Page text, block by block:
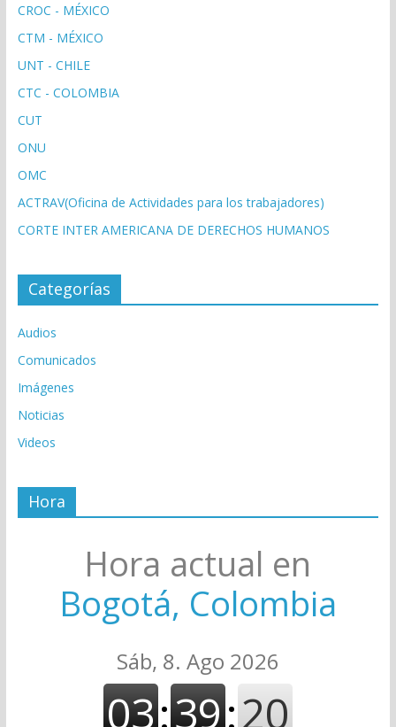
CROC - MÉXICO
CTM - MÉXICO
UNT - CHILE
CTC - COLOMBIA
CUT
ONU
OMC
ACTRAV(Oficina de Actividades para los trabajadores)
CORTE INTER AMERICANA DE DERECHOS HUMANOS
Categorías
Audios
Comunicados
Imágenes
Noticias
Videos
Hora
Hora actual en
Bogotá, Colombia